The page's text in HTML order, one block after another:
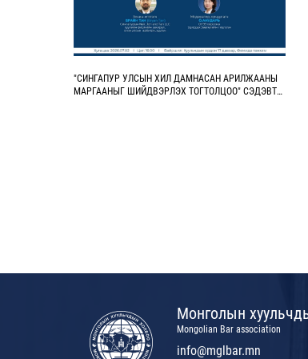
"СИНГАПУР УЛСЫН ХИЛ ДАМНАСАН АРИЛЖААНЫ
МАРГААНЫГ ШИЙДВЭРЛЭХ ТОГТОЛЦОО" СЭДЭВТ
Монголын
Mongolian Bar association
info@mglbar.mn